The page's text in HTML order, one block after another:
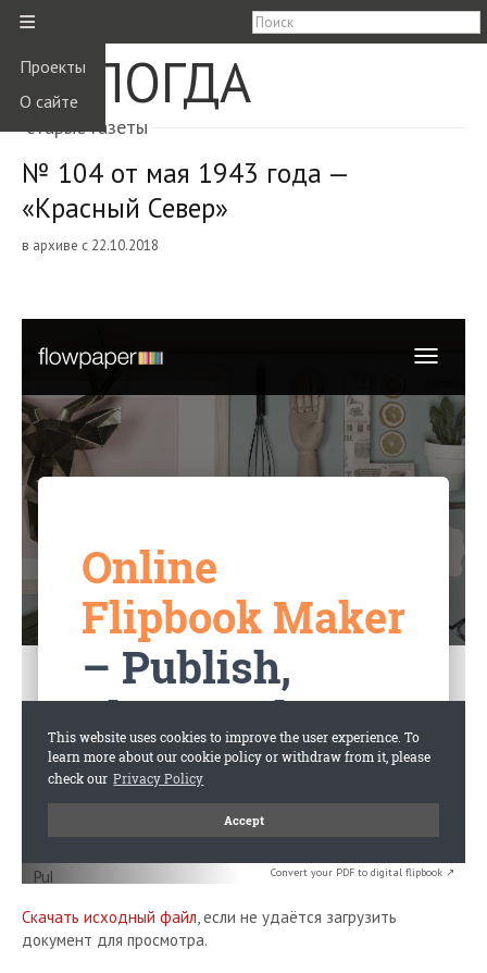
≡
Проекты
О сайте
ВОЛОГДА
старые газеты
№ 104 от мая 1943 года —
«Красный Север»
в архиве с 22.10.2018
Convert your PDF to digital flipbook ↗
Скачать исходный файл, если не удаётся загрузить
документ для просмотра.